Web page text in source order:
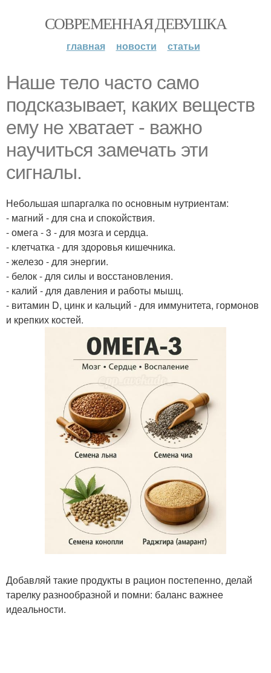
СОВРЕМЕННАЯ ДЕВУШКА
главная новости статьи
Наше тело часто само
подсказывает, каких веществ
ему не хватает - важно
научиться замечать эти
сигналы.
Небольшая шпаргалка по основным нутриентам:
- магний - для сна и спокойствия.
- омега - 3 - для мозга и сердца.
- клетчатка - для здоровья кишечника.
- железо - для энергии.
- белок - для силы и восстановления.
- калий - для давления и работы мышц.
- витамин D, цинк и кальций - для иммунитета, гормонов
и крепких костей.
Добавляй такие продукты в рацион постепенно, делай
тарелку разнообразной и помни: баланс важнее
идеальности.